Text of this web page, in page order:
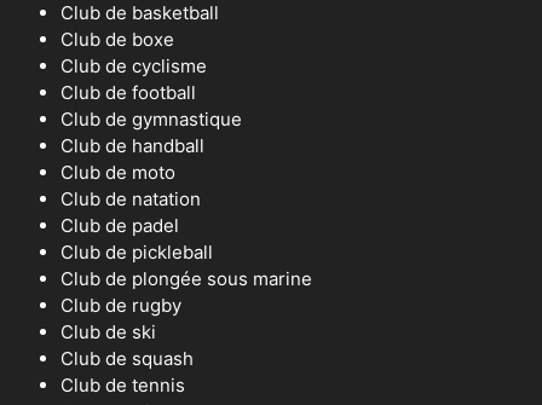
Club de basketball
Club de boxe
Club de cyclisme
Club de football
Club de gymnastique
Club de handball
Club de moto
Club de natation
Club de padel
Club de pickleball
Club de plongée sous marine
Club de rugby
Club de ski
Club de squash
Club de tennis